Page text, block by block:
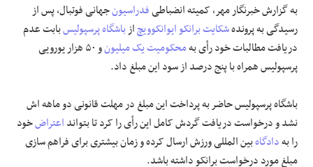
مقالات
به گزارش خبرنگار مهر، کمیته انضباطیفدراسیونجهانی فوتبال، پس از
رسیدگی به پروندهشکایتبرانکو ایوانکوویچازباشگاه پرسپولیسبابت عدم
دریافت مطالبات خودرأیبهمحکومیتیک میلیون
و ۵۰ هزار یورویی
پرسپولیس همراه با پنج درصد از سود این مبلغ داد.
باشگاه پرسپولیس حاضر به پرداخت این مبلغ در مهلت قانونی دو ماههاش
نشد و درخواست دریافت گردش کامل اینرأیرا کرد تا بتوانداعتراضخود
را بهدادگاهبینالمللیورزش ارسال کرده و زمان بیشتری برای فراهم سازی
مبلغ مورد درخواست برانکو داشته باشد.